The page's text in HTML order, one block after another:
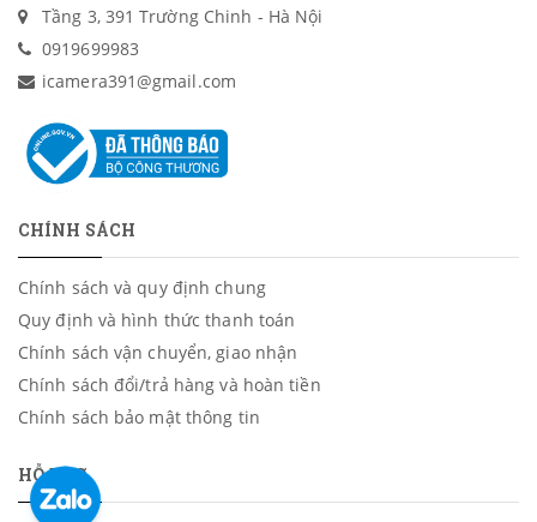
Tầng 3, 391 Trường Chinh - Hà Nội
0919699983
icamera391@gmail.com
CHÍNH SÁCH
Chính sách và quy định chung
Quy định và hình thức thanh toán
Chính sách vận chuyển, giao nhận
Chính sách đổi/trả hàng và hoàn tiền
Chính sách bảo mật thông tin
HỖ TRỢ